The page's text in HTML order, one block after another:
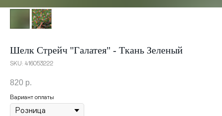
Шелк Стрейч "Галатея" - Ткань Зеленый
SKU: 416053222
820 р.
Вариант оплаты